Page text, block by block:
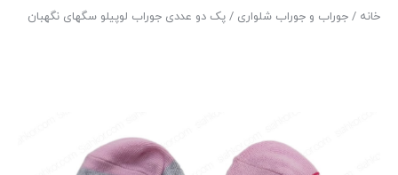
خانه / جوراب و جوراب شلواری / پک دو عددی جوراب لوپیلو سگهای نگهبان